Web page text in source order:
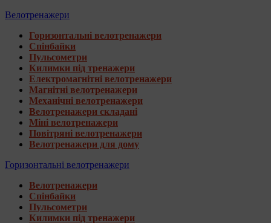
Велотренажери
Горизонтальні велотренажери
Спінбайки
Пульсометри
Килимки під тренажери
Електромагнітні велотренажери
Магнітні велотренажери
Механічні велотренажери
Велотренажери складані
Міні велотренажери
Повітряні велотренажери
Велотренажери для дому
Горизонтальні велотренажери
Велотренажери
Спінбайки
Пульсометри
Килимки під тренажери